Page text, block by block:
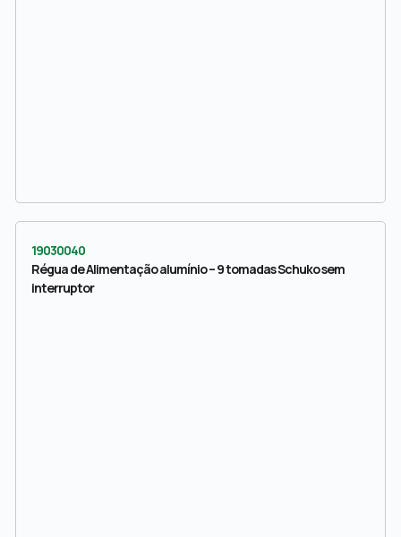
19030040
Régua de Alimentação alumínio – 9 tomadas Schuko sem
interruptor